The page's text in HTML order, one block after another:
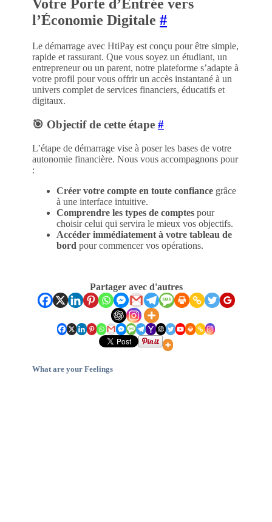
Votre Porte d’Entrée vers
l’Économie Digitale #
Le démarrage avec HtiPay est conçu pour être simple,
rapide et rassurant. Que vous soyez un étudiant, un
entrepreneur ou un parent, notre plateforme s’adapte à
votre profil pour vous offrir un accès instantané à un
univers complet de services financiers, éducatifs et
digitaux.
🎯 Objectif de cette étape #
L’étape de démarrage vise à poser les bases de votre
autonomie financière. Nous vous accompagnons pour
:
Créer votre compte en toute confiance grâce
à une interface intuitive.
Comprendre les types de comptes pour
choisir celui qui servira le mieux vos objectifs.
Accéder immédiatement à votre tableau de
bord pour commencer vos opérations.
Partager avec d'autres
What are your Feelings